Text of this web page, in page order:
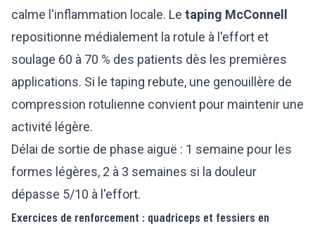
calme l'inflammation locale. Le taping McConnell
repositionne médialement la rotule à l'effort et
soulage 60 à 70 % des patients dès les premières
applications. Si le taping rebute, une genouillère de
compression rotulienne convient pour maintenir une
activité légère.
Délai de sortie de phase aiguë : 1 semaine pour les
formes légères, 2 à 3 semaines si la douleur
dépasse 5/10 à l'effort.
Exercices de renforcement : quadriceps et fessiers en